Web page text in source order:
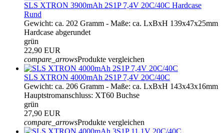
SLS XTRON 3900mAh 2S1P 7,4V 20C/40C Hardcase
Rund
Gewicht: ca. 202 Gramm - Maße: ca. LxBxH 139x47x25mm
Hardcase abgerundet
grün
22,90 EUR
compare_arrowsProdukte vergleichen
SLS XTRON 4000mAh 2S1P 7,4V 20C/40C
Gewicht: ca. 206 Gramm - Maße: ca. LxBxH 143x43x16mm
Hauptstromanschluss: XT60 Buchse
grün
27,90 EUR
compare_arrowsProdukte vergleichen